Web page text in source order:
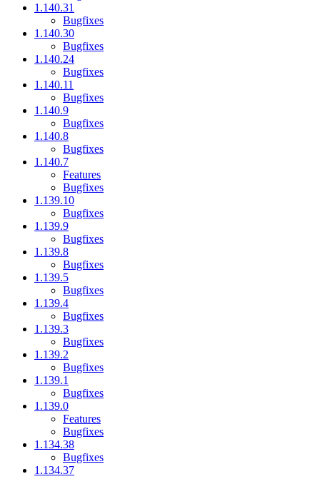
1.140.31
Bugfixes
1.140.30
Bugfixes
1.140.24
Bugfixes
1.140.11
Bugfixes
1.140.9
Bugfixes
1.140.8
Bugfixes
1.140.7
Features
Bugfixes
1.139.10
Bugfixes
1.139.9
Bugfixes
1.139.8
Bugfixes
1.139.5
Bugfixes
1.139.4
Bugfixes
1.139.3
Bugfixes
1.139.2
Bugfixes
1.139.1
Bugfixes
1.139.0
Features
Bugfixes
1.134.38
Bugfixes
1.134.37